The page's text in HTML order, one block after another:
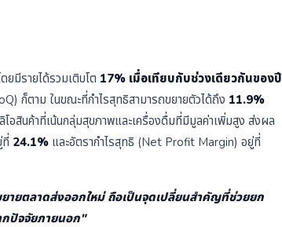
ยมีรายได้รวมเติบโต 17% เมื่อเทียบกับช่วงเดียวกันของปี
ก็ตาม ในขณะที่กำไรสุทธิสามารถขยายตัวได้ถึง 11.9%
อสินค้าที่เน้นกลุ่มสุขภาพและเครื่องดื่มที่มีมูลค่าเพิ่มสูง ส่งผล
24.1% และอัตรากำไรสุทธิ (Net Profit Margin) อยู่ที่
ยตลาดส่งออกใหม่ ถือเป็นจุดเปลี่ยนสำคัญที่ช่วยยก
กปัจจัยภายนอก"